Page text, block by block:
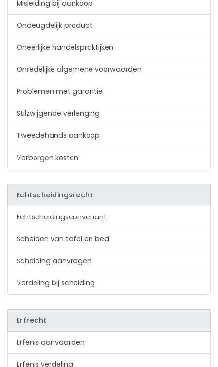
Misleiding bij aankoop
Ondeugdelijk product
Oneerlijke handelspraktijken
Onredelijke algemene voorwaarden
Problemen met garantie
Stilzwijgende verlenging
Tweedehands aankoop
Verborgen kosten
Echtscheidingsrecht
Echtscheidingsconvenant
Scheiden van tafel en bed
Scheiding aanvragen
Verdeling bij scheiding
Erfrecht
Erfenis aanvaarden
Erfenis verdeling